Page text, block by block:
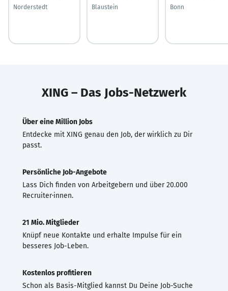
Norderstedt
Blaustein
Bonn
XING – Das Jobs-Netzwerk
Über eine Million Jobs
Entdecke mit XING genau den Job, der wirklich zu Dir
passt.
Persönliche Job-Angebote
Lass Dich finden von Arbeitgebern und über 20.000
Recruiter·innen.
21 Mio. Mitglieder
Knüpf neue Kontakte und erhalte Impulse für ein
besseres Job-Leben.
Kostenlos profitieren
Schon als Basis-Mitglied kannst Du Deine Job-Suche